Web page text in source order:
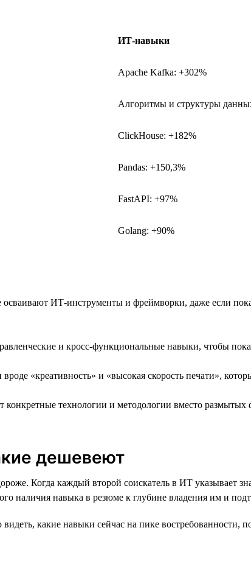
ИТ-навыки
Apache Kafka: +302%
Алгоритмы и структуры
ClickHouse: +182%
Pandas: +150,3%
FastAPI: +97%
Golang: +90%
осваивают ИТ-инструменты и фреймворки, даже если
и кросс-функциональные навыки, чтобы
«креативность» и «высокая скорость печати»,
конкретные технологии и методологии вместо
дешевеют
Когда каждый второй соискатель в ИТ указывает
наличия навыка в резюме к глубине владения им и
какие навыки сейчас на пике востребованности,